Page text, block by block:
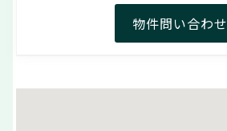
物件問い合わせ